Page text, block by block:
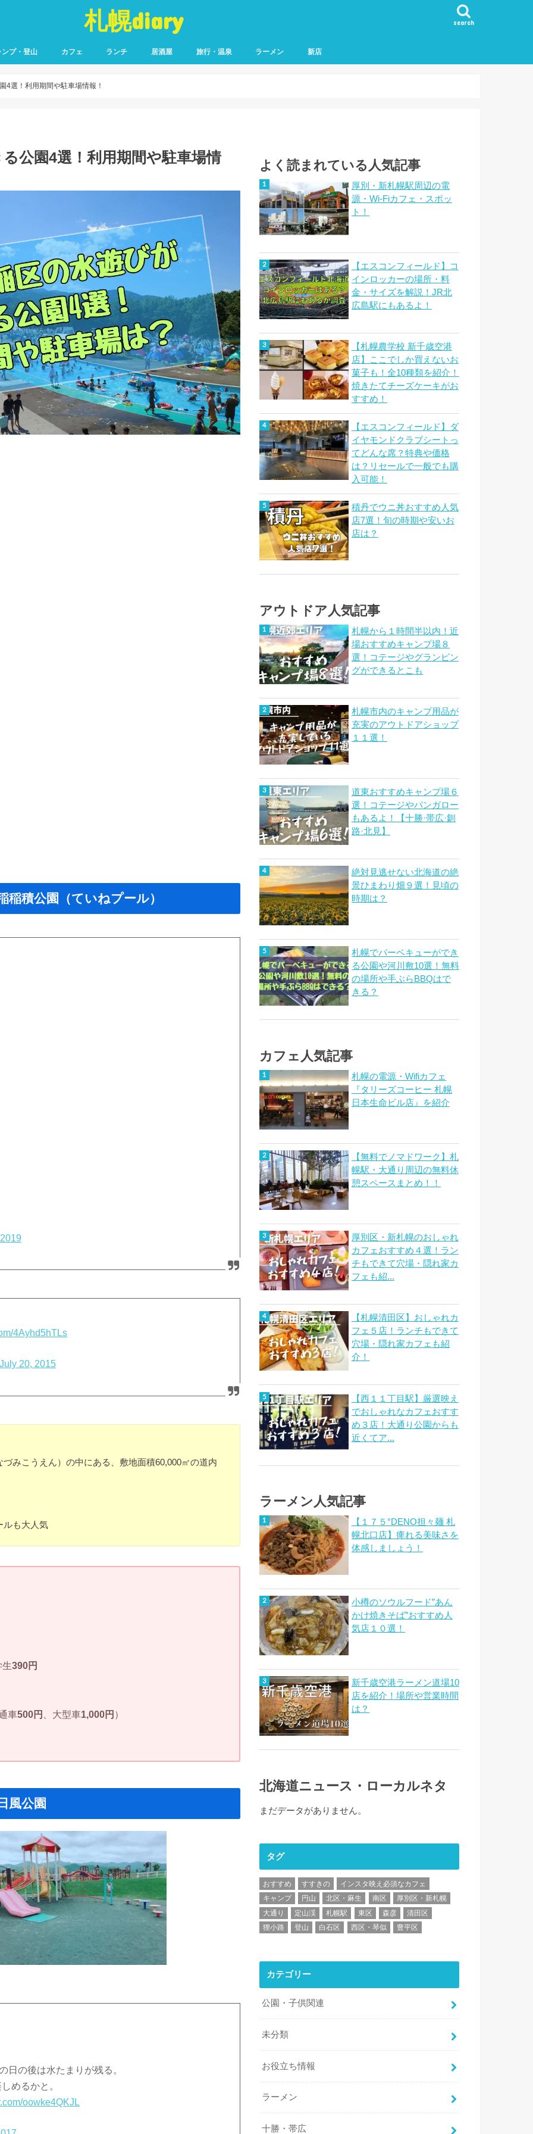
札幌diary search
プ・登山 カフェ ランチ 居酒屋 旅行・温泉 ラーメン 新店
4選！利用期間や駐車場情報！
公園4選！利用期間や駐車場情
積公園（ていねプール）
4Ayhd5hTLs
July 20, 2015
みこうえん）の中にある、敷地面積60,000㎡の道内
ルも大人気
生390円
車500円 、大型車1,000円 ）
風公園
日の後は水たまりが残る。
めるかと。
oowke4QKJL
よく読まれている人気記事
厚別・新札幌駅周辺の電
源・Wi-Fiカフェ・スポッ
ト！
【エスコンフィールド】コ
インロッカーの場所・料
金・サイズを解説！JR北
広島駅にもあるよ！
【札幌農学校 新千歳空港
店】ここでしか買えないお
菓子も！全10種類を紹介！
焼きたてチーズケーキがお
すすめ！
【エスコンフィールド】ダ
イヤモンドクラブシートっ
てどんな席？特典や価格
は？リセールで一般でも購
入可能！
積丹でウニ丼おすすめ人気
店7選！旬の時期や安いお
店は？
アウトドア人気記事
札幌から１時間半以内！近
場おすすめキャンプ場８
選！コテージやグランピン
グができるとこも
札幌市内のキャンプ用品が
充実のアウトドアショップ
１１選！
道東おすすめキャンプ場６
選！コテージやバンガロー
もあるよ！【十勝·帯広·釧
路·北見】
絶対見逃せない北海道の絶
景ひまわり畑９選！見頃の
時期は？
札幌でバーベキューができ
る公園や河川敷10選！無料
の場所や手ぶらBBQはで
きる？
カフェ人気記事
札幌の電源・Wifiカフェ
『タリーズコーヒー 札幌
日本生命ビル店』を紹介
【無料でノマドワーク】札
幌駅・大通り周辺の無料休
憩スペースまとめ！！
厚別区・新札幌のおしゃれ
カフェおすすめ４選！ラン
チもできて穴場・隠れ家カ
フェも紹...
【札幌清田区】おしゃれカ
フェ５店！ランチもできて
穴場・隠れ家カフェも紹
介！
【西１１丁目駅】厳選映え
でおしゃれなカフェおすす
め３店！大通り公園からも
近くてア...
ラーメン人気記事
【１７５°DENO担々麺 札
幌北口店】痺れる美味さを
体感しましょう！
小樽のソウルフード”あん
かけ焼きそば”おすすめ人
気店１０選！
新千歳空港ラーメン道場10
店を紹介！場所や営業時間
は？
北海道ニュース・ローカルネタ
まだデータがありません。
タグ
おすすめ すすきの
インスタ映え必須なカフェ
キャンプ
円山 北区・麻生 南区
厚別区・新札幌
大通り
定山渓 札幌駅 東区 森彦
清田区
狸小路
登山 白石区 西区・琴似 豊平区
カテゴリー
公園・子供関連
未分類
お役立ち情報
ラーメン
十勝・帯広